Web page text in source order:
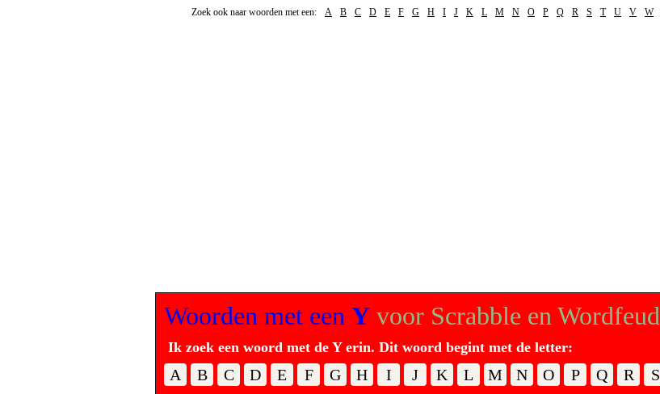
Zoek ook naar woorden met een: A B C D E F G H I J K L M N O P Q R S T U V W
Woorden met een Y voor Scrabble en Wordfeud
Ik zoek een woord met de Y erin. Dit woord begint met de letter:
A B C D E F G H I J K L M N O P Q R S